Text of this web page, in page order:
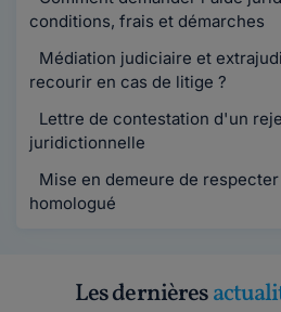
conditions, frais et démarches
Médiation judiciaire et
recourir en cas de litige ?
Lettre de contestation d'un
juridictionnelle
Mise en demeure de
homologué
Les dernières